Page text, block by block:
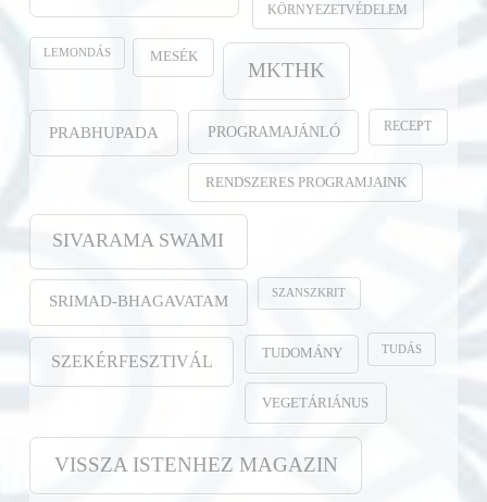
KÖRNYEZETVÉDELEM
LEMONDÁS MESÉK
MKTHK
PRABHUPADA PROGRAMAJÁNLÓ RECEPT
RENDSZERES PROGRAMJAINK
SIVARAMA SWAMI
SRIMAD-BHAGAVATAM SZANSZKRIT
SZEKÉRFESZTIVÁL TUDOMÁNY TUDÁS
VEGETÁRIÁNUS
VISSZA ISTENHEZ MAGAZIN